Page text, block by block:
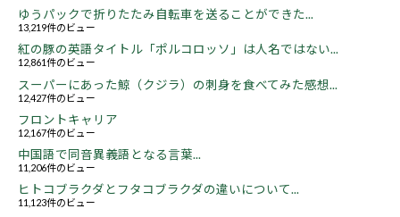
ゆうパックで折りたたみ自転車を送ることができた...
13,219件のビュー
紅の豚の英語タイトル「ポルコロッソ」は人名ではない...
12,861件のビュー
スーパーにあった鯨（クジラ）の刺身を食べてみた感想...
12,427件のビュー
フロントキャリア
12,167件のビュー
中国語で同音異義語となる言葉...
11,206件のビュー
ヒトコブラクダとフタコブラクダの違いについて...
11,123件のビュー